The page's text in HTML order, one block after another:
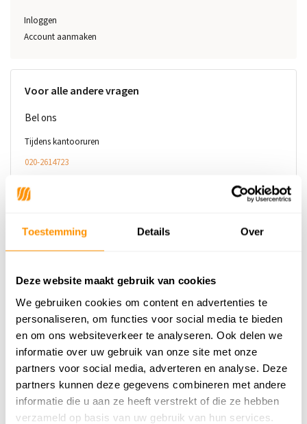
Toestemming Details Over
Deze website maakt gebruik van cookies
We gebruiken cookies om content en advertenties te
personaliseren, om functies voor social media te bieden
en om ons websiteverkeer te analyseren. Ook delen we
informatie over uw gebruik van onze site met onze
partners voor social media, adverteren en analyse. Deze
partners kunnen deze gegevens combineren met andere
informatie die u aan ze heeft verstrekt of die ze hebben
verzameld op basis van uw gebruik van hun services.
Inloggen
Account aanmaken
Voor alle andere vragen
Bel ons
Tijdens kantooruren
020-2614723
E-mail
Email ons
9,1 Wij scoren een9,1opWebwinkelkeur
Flycarpets
De Brugman 5
1948 NB Beverwijk
Bekijk op Google Maps